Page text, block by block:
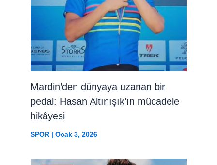
Mardin’den dünyaya uzanan bir
pedal: Hasan Altınışık’ın mücadele
hikâyesi
SPOR| Ocak 3, 2026